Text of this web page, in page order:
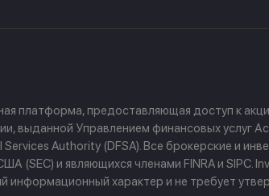
платформа, предоставляющая доступ к
выданной Управлением финансовых услуг
Services Authority (DFSA). Все брокерские и
(SEC) и являющихся членами FINRA и SIPC.
характер и не требует